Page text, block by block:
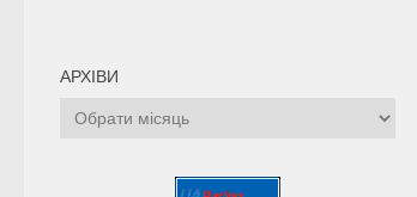
АРХІВИ
Архіви